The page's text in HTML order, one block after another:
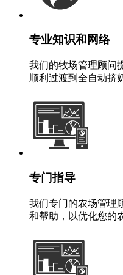
专业知识和网络
我们的牧场管理顾问
顺利过渡到全自动挤
专门指导
我们专门的农场管理
和帮助，以优化您的